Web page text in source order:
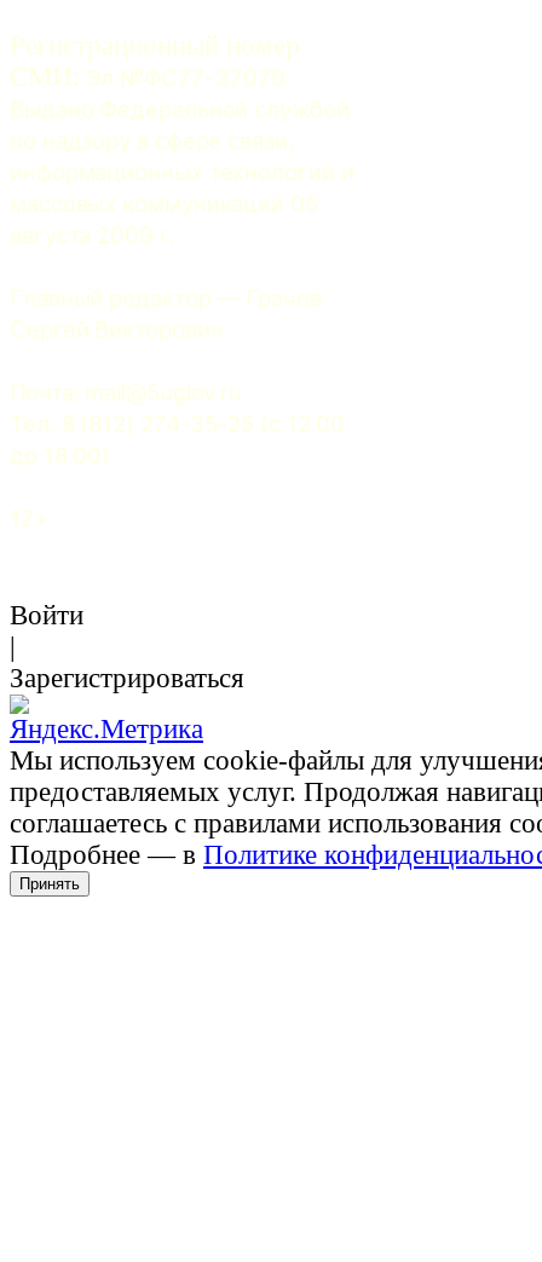
Регистрационный номер
СМИ: Эл №ФС77-37070.
Выдано Федеральной службой
по надзору в сфере связи,
информационных технологий и
массовых коммуникаций 06
августа 2009 г.
Главный редактор — Грачев
Сергей Викторович.
Почта: mail@5uglov.ru
Тел. 8 (812) 274-35-25 (c 12.00
до 18.00)
12+
Войти
|
Зарегистрироваться
Мы используем cookie-файлы для
предоставляемых услуг. Продолжая
соглашаетесь с правилами использования
Подробнее — в Политике
Принять